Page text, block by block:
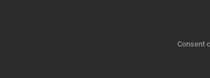
Consent